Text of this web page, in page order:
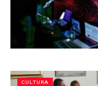
CULTURA